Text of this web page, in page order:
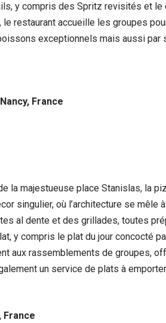
y compris des Spritz revisités et
restaurant accueille les groupes
exceptionnels mais aussi
France
la majestueuse place Stanislas, la
singulier, où l’architecture se
al dente et des grillades, toutes
y compris le plat du jour concocté
aux rassemblements de
un service de plats à
France